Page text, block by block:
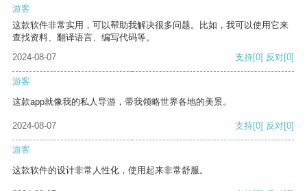
游客
这款软件非常实用，可以帮助我解决很多问题。比如，我可以使用它来
查找资料、翻译语言、编写代码等。
2024-08-07
支持[0] 反对[0]
游客
这款app就像我的私人导游，带我领略世界各地的美景。
2024-08-07 支持[0] 反对[0]
游客
这款软件的设计非常人性化，使用起来非常舒服。